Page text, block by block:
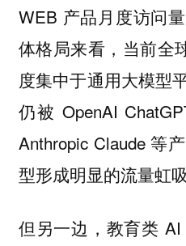
WEB 产品月度访问
体格局来看，当前全
度集中于通用大模型
仍被 OpenAI
Anthropic Claude 等
型形成明显的流量虹吸
但另一边，教育类